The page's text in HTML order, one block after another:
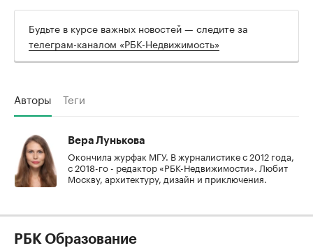
Будьте в курсе важных новостей — следите за
телеграм-каналом «РБК-Недвижимость»
Авторы Теги
Вера Лунькова
Окончила журфак МГУ. В журналистике с 2012 года,
с 2018-го - редактор «РБК-Недвижимости». Любит
Москву, архитектуру, дизайн и приключения.
РБК Образование